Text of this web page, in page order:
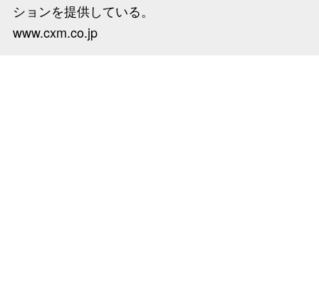
ションを提供している。
www.cxm.co.jp